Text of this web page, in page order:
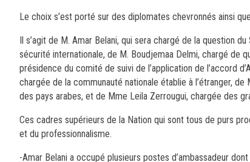
Le choix s’est porté sur des diplomates chevronnés ainsi
Il s’agit de M. Amar Belani, qui sera chargé de la question
sécurité internationale, de M. Boudjemaa Delmi, chargé de
présidence du comité de suivi de l’application de l’accord
chargée de la communauté nationale établie à l’étranger,
des pays arabes, et de Mme Leila Zerrougui, chargée des
Ces cadres supérieurs de la Nation qui sont tous de purs
et du professionnalisme.
-Amar Belani a occupé plusieurs postes d’ambassadeur